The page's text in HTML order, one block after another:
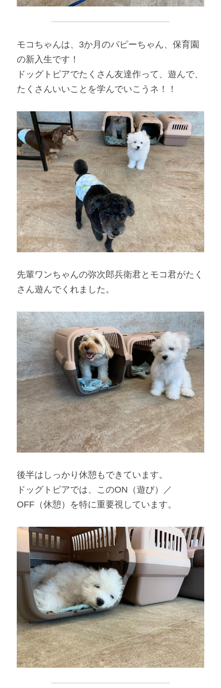
モコちゃんは、3か月のパピーちゃん、保育園
の新入生です！
ドッグトピアでたくさん友達作って、遊んで、
たくさんいいことを学んでいこうネ！！
先輩ワンちゃんの弥次郎兵衛君とモコ君がたく
さん遊んでくれました。
後半はしっかり休憩もできています。
ドッグトピアでは、このON（遊び）／
OFF（休憩）を特に重要視しています。